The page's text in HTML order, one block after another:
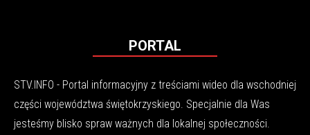
PORTAL
STV.INFO - Portal informacyjny z treściami wideo dla wschodniej
części województwa świętokrzyskiego. Specjalnie dla Was
jesteśmy blisko spraw ważnych dla lokalnej społeczności.